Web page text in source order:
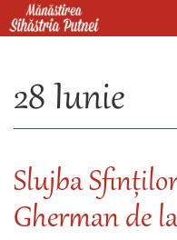
Mergi la conţinutul principal
28 Iunie
Slujba
Gherman de